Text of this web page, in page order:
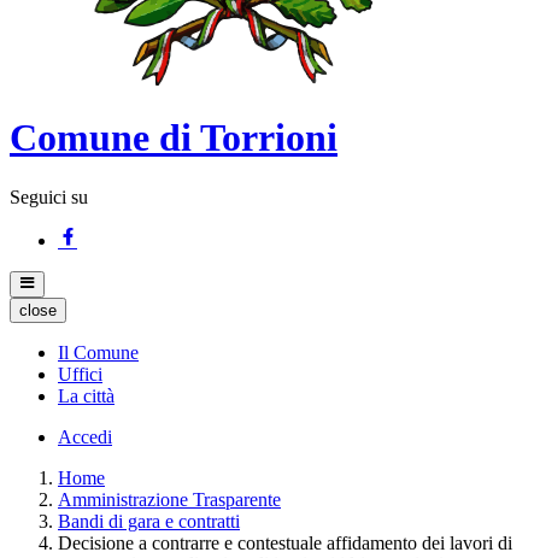
Comune di Torrioni
Seguici su
close
Il Comune
Uffici
La città
Accedi
Home
Amministrazione Trasparente
Bandi di gara e contratti
Decisione a contrarre e contestuale affidamento dei lavori di